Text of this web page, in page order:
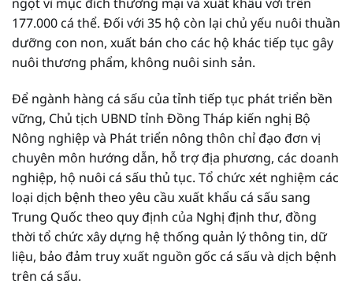
ngọt vì mục đích thương mại và xuất khẩu với trên
177.000 cá thể. Đối với 35 hộ còn lại chủ yếu nuôi thuần
dưỡng con non, xuất bán cho các hộ khác tiếp tục gây
nuôi thương phẩm, không nuôi sinh sản.
Để ngành hàng cá sấu của tỉnh tiếp tục phát triển bền
vững, Chủ tịch UBND tỉnh Đồng Tháp kiến nghị Bộ
Nông nghiệp và Phát triển nông thôn chỉ đạo đơn vị
chuyên môn hướng dẫn, hỗ trợ địa phương, các doanh
nghiệp, hộ nuôi cá sấu thủ tục. Tổ chức xét nghiệm các
loại dịch bệnh theo yêu cầu xuất khẩu cá sấu sang
Trung Quốc theo quy định của Nghị định thư, đồng
thời tổ chức xây dựng hệ thống quản lý thông tin, dữ
liệu, bảo đảm truy xuất nguồn gốc cá sấu và dịch bệnh
trên cá sấu.